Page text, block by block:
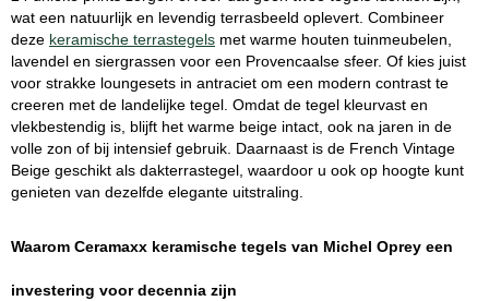
wat een natuurlijk en levendig terrasbeeld oplevert. Combineer
deze keramische terrastegels met warme houten tuinmeubelen,
lavendel en siergrassen voor een Provencaalse sfeer. Of kies juist
voor strakke loungesets in antraciet om een modern contrast te
creeren met de landelijke tegel. Omdat de tegel kleurvast en
vlekbestendig is, blijft het warme beige intact, ook na jaren in de
volle zon of bij intensief gebruik. Daarnaast is de French Vintage
Beige geschikt als dakterrastegel, waardoor u ook op hoogte kunt
genieten van dezelfde elegante uitstraling.
Waarom Ceramaxx keramische tegels van Michel Oprey een
investering voor decennia zijn